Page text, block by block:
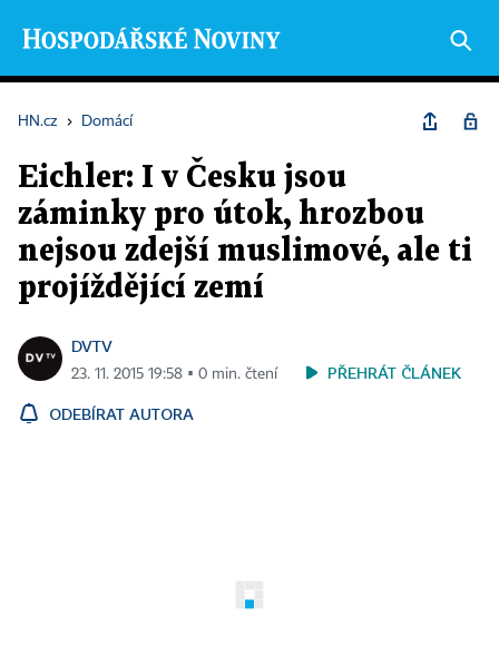
HN.cz › Domácí
Eichler: I v Česku jsou
záminky pro útok, hrozbou
nejsou zdejší muslimové, ale ti
projíždějící zemí
DVTV
23. 11. 2015 19:58 ▪ 0 min. čtení PŘEHRÁT ČLÁNEK
ODEBÍRAT AUTORA